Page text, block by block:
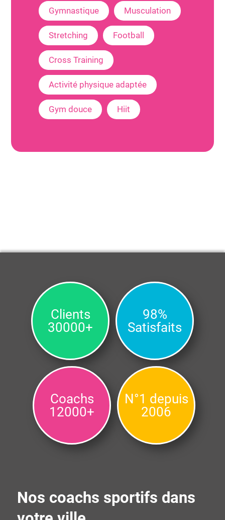
Gymnastique Musculation
Stretching Football
Cross Training
Activité physique adaptée
Gym douce Hiit
Clients
30000+
98%
Satisfaits
Coachs
12000+
N°1 depuis
2006
Nos coachs sportifs dans